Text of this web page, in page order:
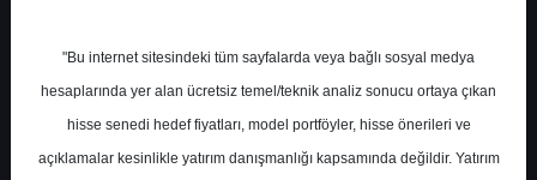
TAVHL- TAV HAVALİMANLARI
"Bu internet sitesindeki tüm sayfalarda veya bağlı sosyal medya
hesaplarında yer alan ücretsiz temel/teknik analiz sonucu ortaya çıkan
hisse senedi hedef fiyatları, model portföyler, hisse önerileri ve
açıklamalar kesinlikle yatırım danışmanlığı kapsamında değildir. Yatırım